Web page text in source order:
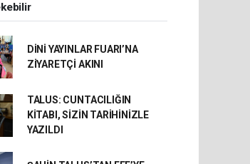
DİNİ YAYINLAR FUARI’NA
ZİYARETÇİ AKINI
TALUS: CUNTACILIĞIN
KİTABI, SİZİN TARİHİNİZLE
YAZILDI